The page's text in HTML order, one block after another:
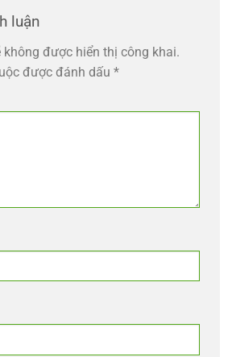
luận
không được hiển thị công khai.
được đánh dấu *